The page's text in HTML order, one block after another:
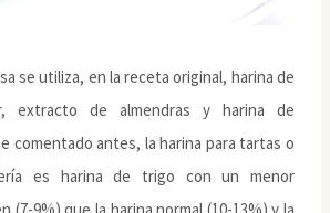
se utiliza, en la receta original, harina de
extracto de almendras y harina de
comentado antes, la harina para tartas o
es harina de trigo con un menor